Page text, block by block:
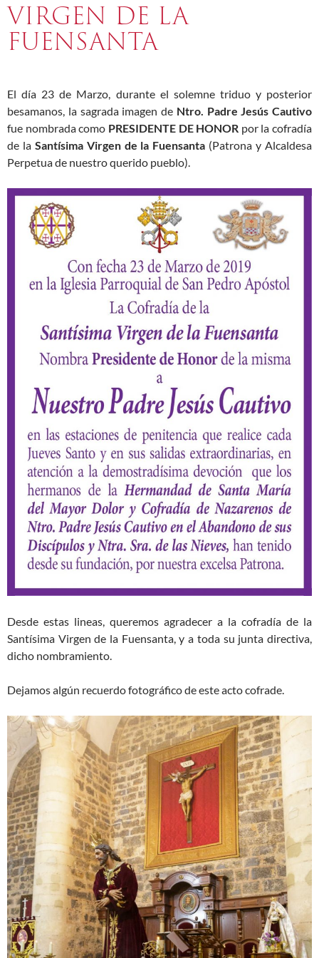
VIRGEN DE LA
FUENSANTA
El día 23 de Marzo, durante el solemne triduo y posterior
besamanos, la sagrada imagen de Ntro. Padre Jesús Cautivo
fue nombrada como PRESIDENTE DE HONOR por la cofradía
de la Santísima Virgen de la Fuensanta (Patrona y Alcaldesa
Perpetua de nuestro querido pueblo).
Desde estas lineas, queremos agradecer a la cofradía de la
Santísima Virgen de la Fuensanta, y a toda su junta directiva,
dicho nombramiento.
Dejamos algún recuerdo fotográfico de este acto cofrade.